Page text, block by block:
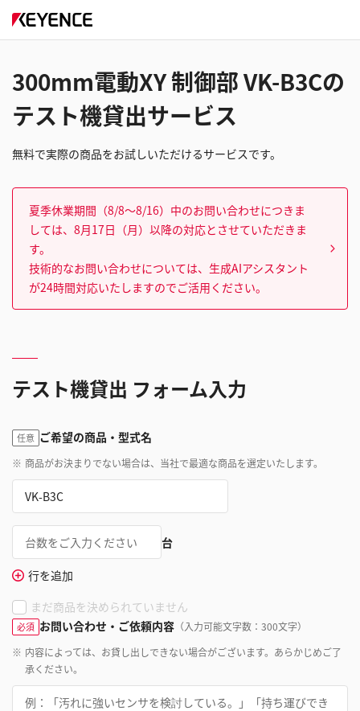
300mm電動XY 制御部 VK-B3Cの
テスト機貸出サービス
無料で実際の商品をお試しいただけるサービスです。
夏季休業期間（8/8～8/16）中のお問い合わせにつきま
しては、8月17日（月）以降の対応とさせていただきま
す。
技術的なお問い合わせについては、生成AIアシスタント
が24時間対応いたしますのでご活用ください。
テスト機貸出 フォーム入力
任意 ご希望の商品・型式名
※ 商品がお決まりでない場合は、当社で最適な商品を選定いたします。
台
行を追加
まだ商品を決められていません
必須 お問い合わせ・ご依頼内容 （入力可能文字数：300文字）
※ 内容によっては、お貸し出しできない場合がございます。あらかじめご了
承ください。